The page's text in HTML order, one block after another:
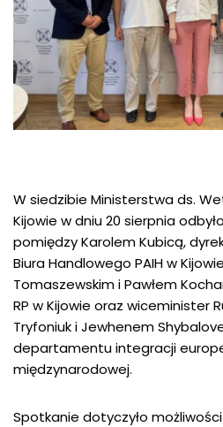
W siedzibie Ministerstwa ds.
Kijowie w dniu 20 sierpnia
pomiędzy Karolem Kubicą,
Biura Handlowego PAIH w
Tomaszewskim i Pawłem
RP w Kijowie oraz wiceminister
Tryfoniuk i Jewhenem
departamentu integracji
międzynarodowej.
Spotkanie dotyczyło